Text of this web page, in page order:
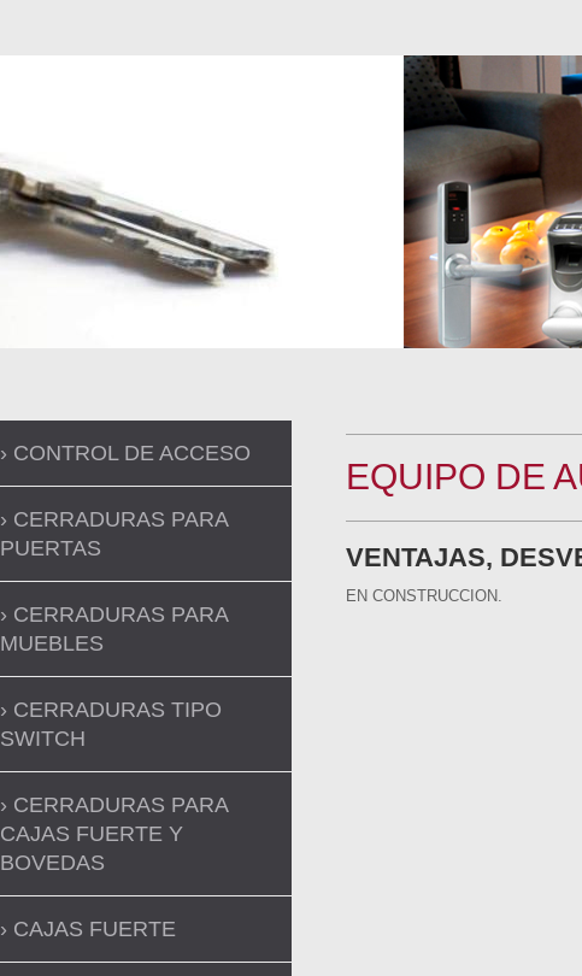
EQUIPO DE
VENTAJAS,
EN CONSTRUCCION.
CONTROL DE ACCESO
CERRADURAS PARA
PUERTAS
CERRADURAS PARA
MUEBLES
CERRADURAS TIPO
SWITCH
CERRADURAS PARA
CAJAS FUERTE Y
BOVEDAS
CAJAS FUERTE